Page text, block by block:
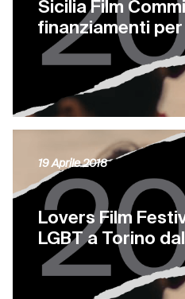
Sicilia Film
finanziamenti per
Lovers Film
LGBT a Torino
19 Aprile 2018